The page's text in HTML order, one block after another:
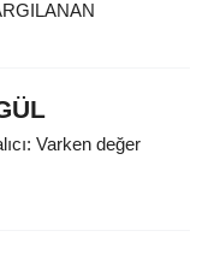
Varken değer